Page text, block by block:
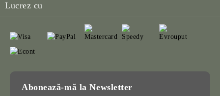
Lucrez cu
Abonează-mă la Newsletter